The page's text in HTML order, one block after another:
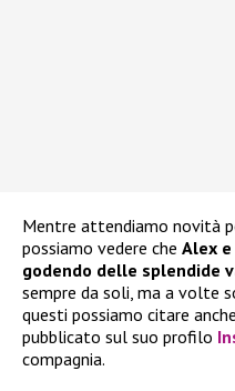
Mentre attendiamo novità
possiamo vedere che Alex
godendo delle splendide
sempre da soli, ma a volte
questi possiamo citare anche
pubblicato sul suo profilo
compagnia.